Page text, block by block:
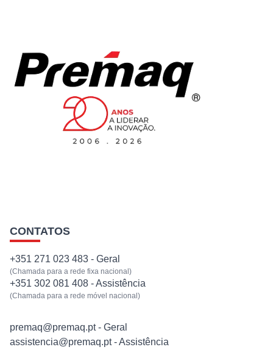
SOBRE
EQUIPAMENTOS
SERVIÇOS
CONTACTOS
CONTATOS
+351 271 023 483 - Geral
(Chamada para a rede fixa nacional)
+351 302 081 408 - Assistência
(Chamada para a rede móvel nacional)
premaq@premaq.pt - Geral
assistencia@premaq.pt - Assistência